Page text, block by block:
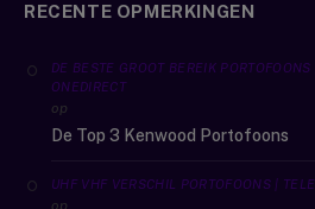
RECENTE OPMERKINGEN
DE BESTE GROOT BEREIK
ONEDIRECT
op
De Top 3 Kenwood Portofoons
UHF VHF VERSCHIL PORTOFOONS |
op